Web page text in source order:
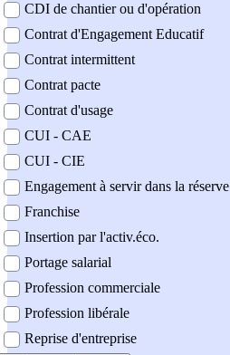
CDI de chantier ou d'opération
Contrat d'Engagement Educatif
Contrat intermittent
Contrat pacte
Contrat d'usage
CUI - CAE
CUI - CIE
Engagement à servir dans la réserve
Franchise
Insertion par l'activ.éco.
Portage salarial
Profession commerciale
Profession libérale
Reprise d'entreprise